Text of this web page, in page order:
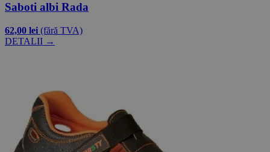
Saboti albi Rada
62,00 lei (fără TVA)
DETALII →